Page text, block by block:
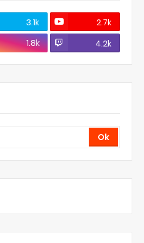
3.1k
2.7k
1.8k 4.2k